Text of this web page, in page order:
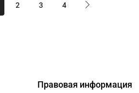
2 3 4
Правовая информация